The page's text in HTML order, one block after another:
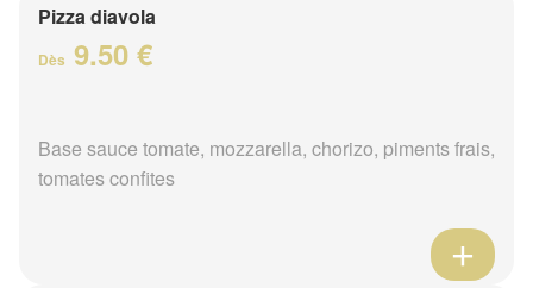
Pizza diavola
Dès 9.50 €
Base sauce tomate, mozzarella, chorizo, piments frais,
tomates confites